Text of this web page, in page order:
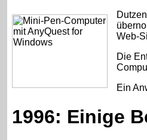
Web-
Die
Ein
1996: Einige